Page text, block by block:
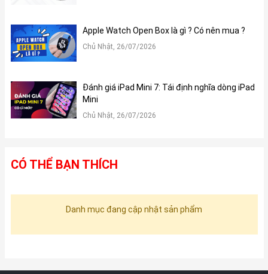
Apple Watch Open Box là gì ? Có nên mua ?
Chủ Nhật, 26/07/2026
Đánh giá iPad Mini 7: Tái định nghĩa dòng iPad
Mini
Chủ Nhật, 26/07/2026
CÓ THỂ BẠN THÍCH
Danh mục đang cập nhật sản phẩm